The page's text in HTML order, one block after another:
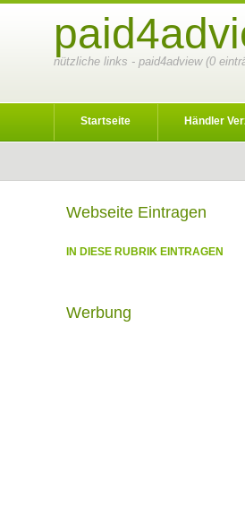
nützliche links - paid4adview (0
Startseite Händler
Webseite Eintragen
IN DIESE RUBRIK EINTRAGEN
Werbung